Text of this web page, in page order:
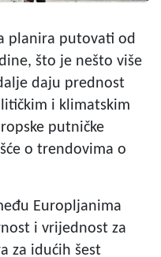
planira putovati od
što je nešto više
daju prednost
i klimatskim
putničke
o trendovima o
Europljanima
i vrijednost za
za idućih šest